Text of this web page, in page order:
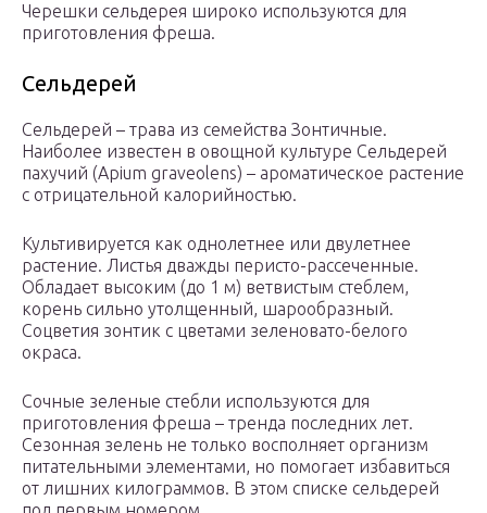
Черешки сельдерея широко используются для
приготовления фреша.
Сельдерей
Сельдерей – трава из семейства Зонтичные.
Наиболее известен в овощной культуре Сельдерей
пахучий (Apium graveolens) – ароматическое растение
с отрицательной калорийностью.
Культивируется как однолетнее или двулетнее
растение. Листья дважды перисто-рассеченные.
Обладает высоким (до 1 м) ветвистым стеблем,
корень сильно утолщенный, шарообразный.
Соцветия зонтик с цветами зеленовато-белого
окраса.
Сочные зеленые стебли используются для
приготовления фреша – тренда последних лет.
Сезонная зелень не только восполняет организм
питательными элементами, но помогает избавиться
от лишних килограммов. В этом списке сельдерей